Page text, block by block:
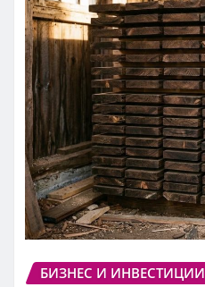
БИЗНЕС И ИНВЕСТИЦИИ